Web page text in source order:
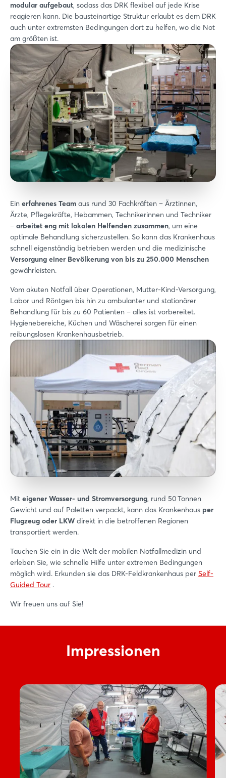
modular aufgebaut, sodass das DRK flexibel auf jede Krise
reagieren kann. Die bausteinartige Struktur erlaubt es dem DRK
auch unter extremsten Bedingungen dort zu helfen, wo die Not
am größten ist.
Ein erfahrenes Team aus rund 30 Fachkräften – Ärztinnen,
Ärzte, Pflegekräfte, Hebammen, Technikerinnen und Techniker
– arbeitet eng mit lokalen Helfenden zusammen, um eine
optimale Behandlung sicherzustellen. So kann das Krankenhaus
schnell eigenständig betrieben werden und die medizinische
Versorgung einer Bevölkerung von bis zu 250.000 Menschen
gewährleisten.
Vom akuten Notfall über Operationen, Mutter-Kind-Versorgung,
Labor und Röntgen bis hin zu ambulanter und stationärer
Behandlung für bis zu 60 Patienten – alles ist vorbereitet.
Hygienebereiche, Küchen und Wäscherei sorgen für einen
reibungslosen Krankenhausbetrieb.
Mit eigener Wasser- und Stromversorgung, rund 50 Tonnen
Gewicht und auf Paletten verpackt, kann das Krankenhaus per
Flugzeug oder LKW direkt in die betroffenen Regionen
transportiert werden.
Tauchen Sie ein in die Welt der mobilen Notfallmedizin und
erleben Sie, wie schnelle Hilfe unter extremen Bedingungen
möglich wird. Erkunden sie das DRK-Feldkrankenhaus per Self-
Guided Tour .
Wir freuen uns auf Sie!
Impressionen